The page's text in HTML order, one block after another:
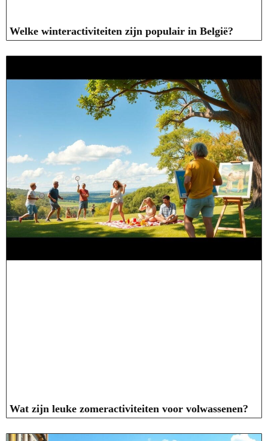
Welke winteractiviteiten zijn populair in België?
Wat zijn leuke zomeractiviteiten voor volwassenen?